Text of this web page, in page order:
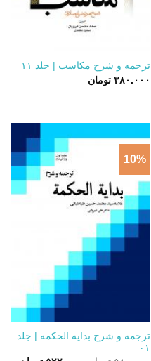
ترجمه و شرح مکاسب | جلد ۱۱
۳۸۰.۰۰۰ تومان
10%
ترجمه و شرح بدایه الحکمه | جلد
۰۱